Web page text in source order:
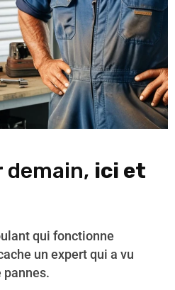
demain, ici et
qui fonctionne
un expert qui a vu
pannes.